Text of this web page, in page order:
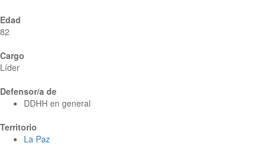
Edad
82
Cargo
Líder
Defensor/a de
DDHH en general
Territorio
La Paz